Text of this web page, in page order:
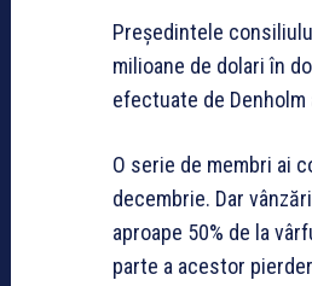
Președintele
milioane de dolari în
efectuate de
O serie de membri ai
decembrie. Dar
aproape 50% de la
parte a acestor